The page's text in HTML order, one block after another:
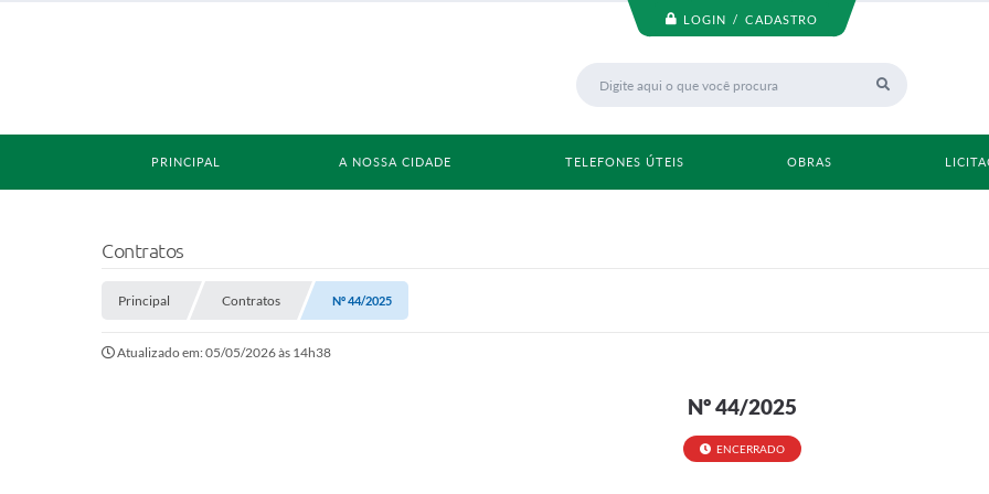
LOGIN / CADASTRO
PRINCIPAL A NOSSA CIDADE TELEFONES ÚTEIS OBRAS
Contratos
Principal Contratos Nº 44/2025
Atualizado em: 05/05/2026 às 14h38
Nº 44/2025
ENCERRADO